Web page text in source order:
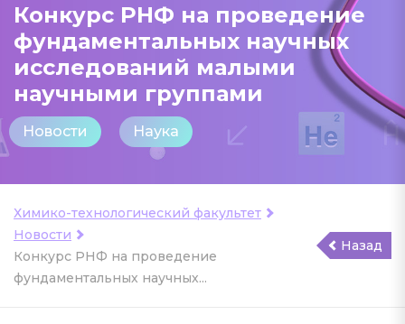
Конкурс РНФ на проведение
фундаментальных научных
исследований малыми
научными группами
Новости Наука
Химико-технологический факультет
Новости
Конкурс РНФ на проведение
фундаментальных научных...
Назад